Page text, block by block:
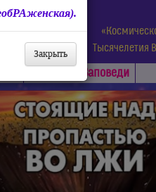
Мира.
Аудио и др.
Тысячелетия
Заповеди
Закрыть